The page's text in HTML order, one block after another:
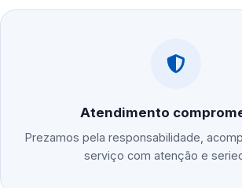
Atendimento
Prezamos pela responsabilidade,
serviço com atenção e